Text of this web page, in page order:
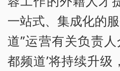
一站式、集成化的
道”运营有关负责人
都频道’将持续升